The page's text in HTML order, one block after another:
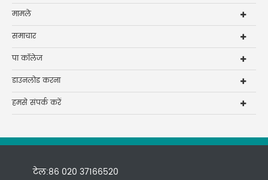
मामले
समाचार
पा कॉलेज
डाउनलोड करना
हमसे संपर्क करें
टेल:86 020 37166520